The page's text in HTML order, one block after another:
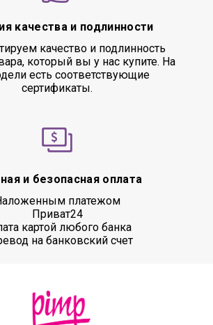
качества и подлинности
качество и подлинность
который вы у нас купите. На
есть соответствующие
сертификаты.
и безопасная оплата
платежом
Приват24
картой любого банка
на банковский счет